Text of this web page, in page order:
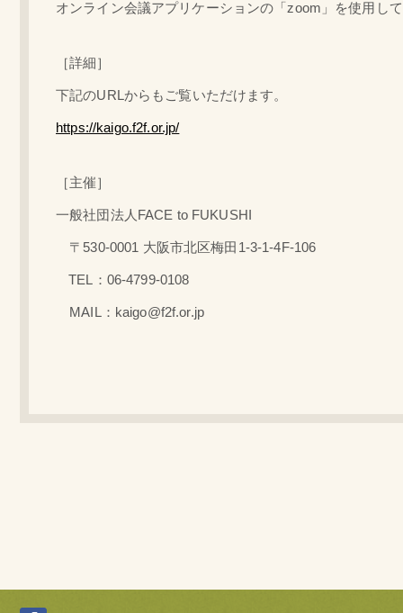
オンライン会議アプリケーションの「zoom」を使用し
［詳細］
下記のURLからもご覧いただけます。
https://kaigo.f2f.or.jp/
［主催］
一般社団法人FACE to FUKUSHI
〒530-0001 大阪市北区梅田1-3-1-4F-106
TEL：06-4799-0108
MAIL：kaigo@f2f.or.jp